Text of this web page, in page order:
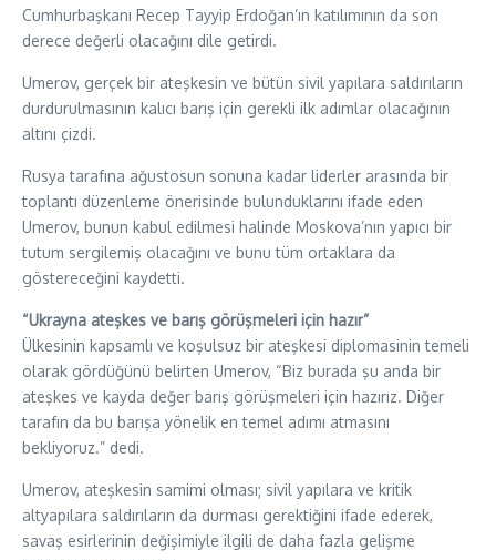
Cumhurbaşkanı Recep Tayyip Erdoğan’ın katılımının da son
derece değerli olacağını dile getirdi.
Umerov, gerçek bir ateşkesin ve bütün sivil yapılara saldırıların
durdurulmasının kalıcı barış için gerekli ilk adımlar olacağının
altını çizdi.
Rusya tarafına ağustosun sonuna kadar liderler arasında bir
toplantı düzenleme önerisinde bulunduklarını ifade eden
Umerov, bunun kabul edilmesi halinde Moskova’nın yapıcı bir
tutum sergilemiş olacağını ve bunu tüm ortaklara da
göstereceğini kaydetti.
“Ukrayna ateşkes ve barış görüşmeleri için hazır”
Ülkesinin kapsamlı ve koşulsuz bir ateşkesi diplomasinin temeli
olarak gördüğünü belirten Umerov, “Biz burada şu anda bir
ateşkes ve kayda değer barış görüşmeleri için hazırız. Diğer
tarafın da bu barışa yönelik en temel adımı atmasını
bekliyoruz.” dedi.
Umerov, ateşkesin samimi olması; sivil yapılara ve kritik
altyapılara saldırıların da durması gerektiğini ifade ederek,
savaş esirlerinin değişimiyle ilgili de daha fazla gelişme